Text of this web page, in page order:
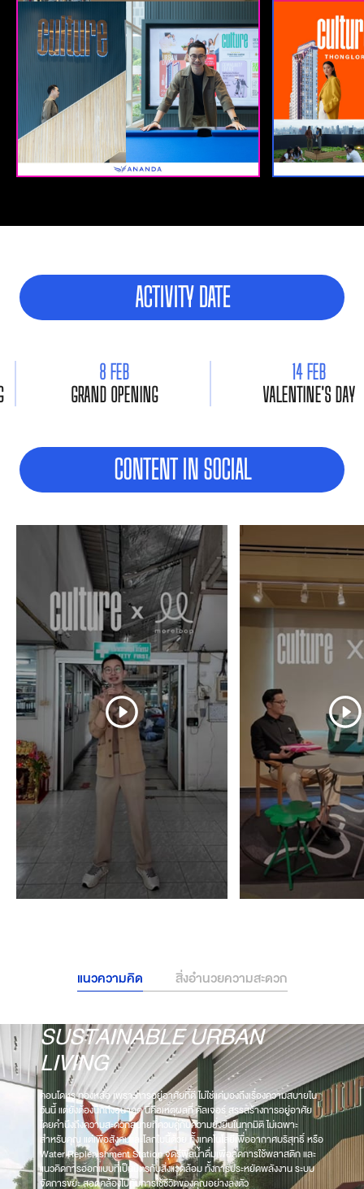
ACTIVITY DATE
8 FEB
GRAND OPENING
14 FEB
VALENTINE'S DAY
CONTENT IN SOCIAL
แนวความคิด สิ่งอำนวยความสะดวก
SUSTAINABLE URBAN
LIVING
คอนโดหรู ทองหล่อ เพราะการอยู่อาศัยที่ดี ไม่ใช่แค่มองถึงเรื่องความสบายใน
วันนี้ แต่ยังต้องนึกถึงอนาคต นี่คือเหตุผลที่ คัลเจอร์ สรรสร้างการอยู่อาศัย
โดยคำนึงถึงความสะดวกสบายที่ควบคู่กับความยั่งยืนในทุกมิติ ไม่เฉพาะ
สำหรับคุณ แต่เพื่อสังคมและโลกใบนี้ด้วย ทั้งเทคโนโลยีเพื่ออากาศบริสุทธิ์ หรือ
Water Replenishment Station จุดรีฟิลน้ำดื่มเพื่อลดการใช้พลาสติก และ
แนวคิดการออกแบบที่เป็นมิตรกับสิ่งแวดล้อม ทั้งการประหยัดพลังงาน ระบบ
จัดการขยะ สอดคล้องไปกับการใช้ชีวิตของคุณอย่างลงตัว
WORLD CLASS SERVICE
EXPERIENCE
รูปแบบใหม่ของการอยู่อาศัย
คอนโดหรู ทองหล่อที่มอบประสบการณ์ที่ทั้งสะดวกและสบาย ด้วยบริการระดับ
โลก ตั้งแต่เลือกเฟอร์นิเจอร์ในห้อง และ Concierge Service การดูแลความ
สะอาด จนถึงการจัดการภายในโครงการโดยรวม พร้อมทั้ง On-Demand
Service ทั้งบริการทำความสะอาดห้อง บริการซักรีด และอื่นๆ ที่ช่วยตอบชีวิต
ประจำวันที่แสนยุ่ง และให้คุณรู้สึกเหมือนอยู่ใน โรงแรมแบรนด์มาตรฐานระดับ